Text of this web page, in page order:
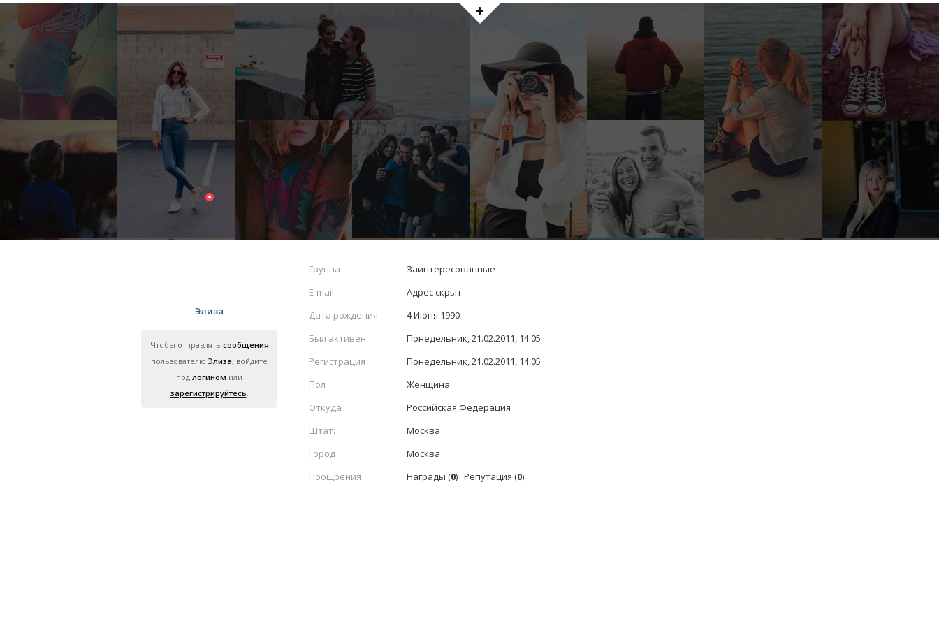
Элиза
Чтобы отправлять сообщения
пользователю Элиза, войдите
под логином или
зарегистрируйтесь.
Группа
Заинтересованные
E-mail
Адрес скрыт
Дата рождения
4 Июня 1990
Был активен
Понедельник, 21.02.2011, 14:05
Регистрация
Понедельник, 21.02.2011, 14:05
Пол
Женщина
Откуда
Российская Федерация
Штат:
Москва
Город
Москва
Поощрения
Награды (0) Репутация (0)